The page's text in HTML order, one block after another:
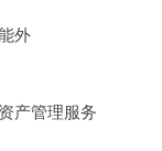
外
产管理服务